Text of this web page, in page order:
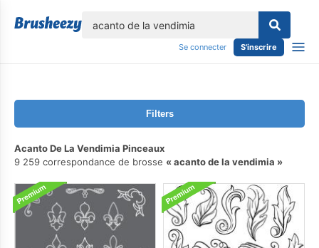
Se connecter S'inscrire
Filters
Acanto De La Vendimia Pinceaux
9 259 correspondance de brosse
acanto de la vendimia